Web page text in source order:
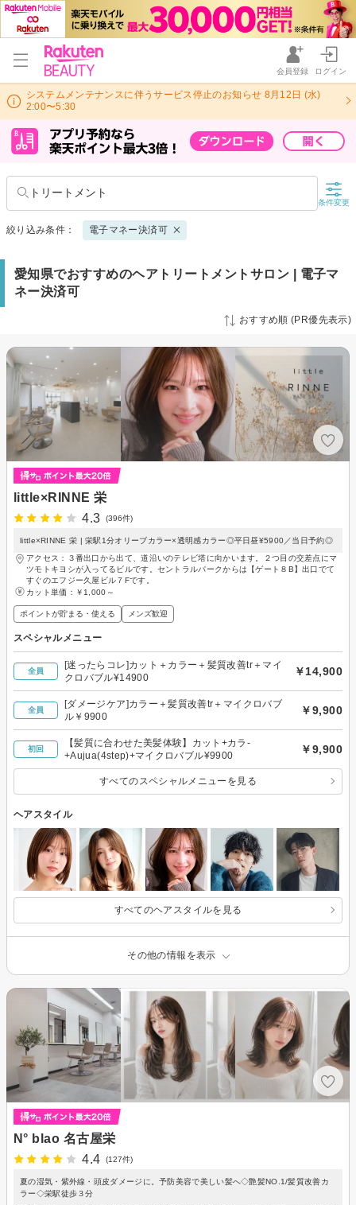
会員登録 ログイン
システムメンテナンスに伴うサービス停止のお知らせ 8月12日 (水)
2:00〜5:30
トリートメント
条件変更
絞り込み条件： 電子マネー決済可
愛知県でおすすめのヘアトリートメントサロン | 電子マ
ネー決済可
おすすめ順 (PR優先表示)
little×RINNE 栄
4.3
(396件)
little×RINNE 栄 | 栄駅1分オリーブカラー×透明感カラー◎平日昼¥5900／当日予約◎
アクセス：３番出口から出て、道沿いのテレビ塔に向かいます。２つ目の交差点にマ
ツモトキヨシが入ってるビルです。セントラルパークからは【ゲート８B】出口でて
すぐのエフジー久屋ビル７Fです。
カット単価： ￥1,000～
ポイントが貯まる・使える メンズ歓迎
スペシャルメニュー
全員
[迷ったらコレ]カット＋カラー＋髪質改善tr＋マイ
クロバブル¥14900
￥14,900
全員
[ダメージケア]カラー＋髪質改善tr＋マイクロバブ
ル￥9900
￥9,900
初回
【髪質に合わせた美髪体験】カット+カラ-
+Aujua(4step)+マイクロバブル¥9900
￥9,900
すべてのスペシャルメニューを見る
ヘアスタイル
すべてのヘアスタイルを見る
その他の情報を表示
N° blao 名古屋栄
4.4
(127件)
夏の湿気・紫外線・頭皮ダメージに。予防美容で美しい髪へ◇艶髪NO.1/髪質改善カ
ラー◇栄駅徒歩３分